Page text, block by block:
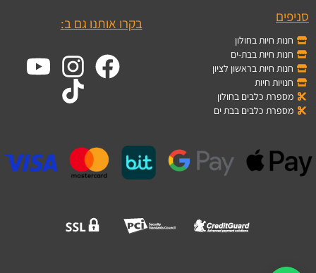
סניפים
חנות חיות בחולון
חנות חיות בבת-ים
חנות חיות בראשון לציון
חנויות חיות
מספרת כלבים בחולון
מספרת כלבים בבת ים
בקרו אותנו גם ב: